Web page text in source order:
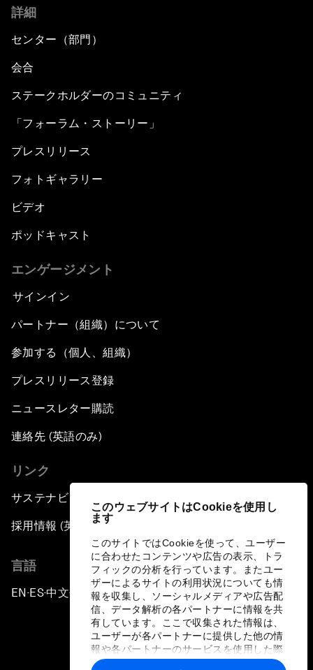
このウェブサイトはCookieを使用し
ます
このサイトではCookieを使って、ユーザー
に合わせたコンテンツや広告の表示、トラ
フィックの分析を行っています。またユー
ザーによるサイトの利用状況についても情
報を収集し、ソーシャルメディアや広告配
信、データ解析の各パートナーに情報を共
有しています。ここで収集された情報は、
ユーザーが各パートナーに提供した他の情
報や各パートナーのサービスを使用した際
に収集された情報と組み合わされ、各パー
詳細
センター（部門）
会合
ステークホルダーのコミュニティ
「フォーラム・ストーリー」
プレスリリース
フォトギャラリー
ビデオ
ポッドキャスト
エンゲージメント
サインイン
パートナー（組織）について
参加する（個人、組織）
プレスリリース登録
ニュースレター購読
連絡先 (英語のみ)
リンク
サステナビリティへの取り組み
採用情報 (英語のみ)
言語
EN ▪ES▪中文▪ 日本語